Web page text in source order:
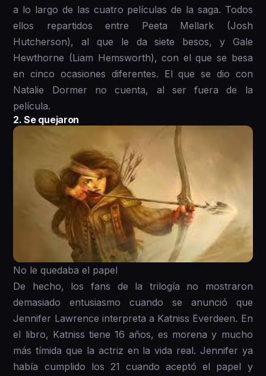
a lo largo de las cuatro películas de la saga. Todos
ellos repartidos entre Peeta Mellark (Josh
Hutcherson), al que le da siete besos, y Gale
Hewthorne (Liam Hemsworth), con el que se besa
en cinco ocasiones diferentes. El que se dio con
Natalie Dormer no cuenta, al ser fuera de la
película.
2. Se quejaron
No le quedaba el papel
De hecho, los fans de la trilogía no mostraron
demasiado entusiasmo cuando se anunció que
Jennifer Lawrence interpreta a Katniss Everdeen. En
el libro, Katniss tiene 16 años, es morena y mucho
más tímida que la actriz en la vida real. Jennifer ya
había cumplido los 21 cuando aceptó el papel y